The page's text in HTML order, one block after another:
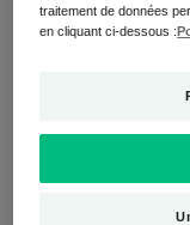
procéder à des
traitement de données
en cliquant ci-dessous :